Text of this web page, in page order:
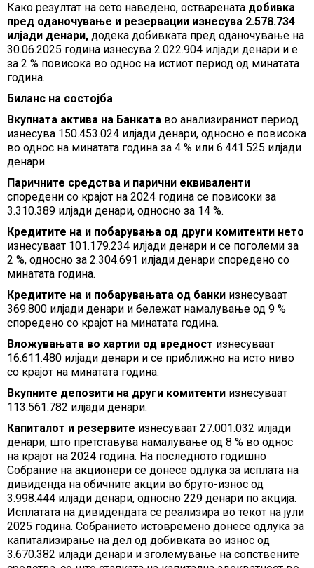
Како резултат на сето наведено, остварената добивка
пред оданочување и резервации изнесува 2.578.734
илјади денари, додека добивката пред оданочување на
30.06.2025 година изнесува 2.022.904 илјади денари и е
за 2 % повисока во однос на истиот период од минатата
година.
Биланс на состојба
Вкупната актива на Банката во анализираниот период
изнесува 150.453.024 илјади денари, односно е повисока
во однос на минатата година за 4 % или 6.441.525 илјади
денари.
Паричните средства и парични еквиваленти
споредени со крајот на 2024 година се повисоки за
3.310.389 илјади денари, односно за 14 %.
Кредитите на и побарувања од други комитенти нето
изнесуваат 101.179.234 илјади денари и се поголеми за
2 %, односно за 2.304.691 илјади денари споредено со
минатата година.
Кредитите на и побарувањата од банки изнесуваат
369.800 илјади денари и бележат намалување од 9 %
споредено со крајот на минатата година.
Вложувањата во хартии од вредност изнесуваат
16.611.480 илјади денари и се приближно на исто ниво
со крајот на минатата година.
Вкупните депозити на други комитенти изнесуваат
113.561.782 илјади денари.
Капиталот и резервите изнесуваат 27.001.032 илјади
денари, што претставува намалување од 8 % во однос
на крајот на 2024 година. На последното годишно
Собрание на акционери се донесе одлука за исплата на
дивиденда на обичните акции во бруто-износ од
3.998.444 илјади денари, односно 229 денари по акција.
Исплатата на дивидендата се реализира во текот на јули
2025 година. Собранието истовремено донесе одлука за
капитализирање на дел од добивката во износ од
3.670.382 илјади денари и зголемување на сопствените